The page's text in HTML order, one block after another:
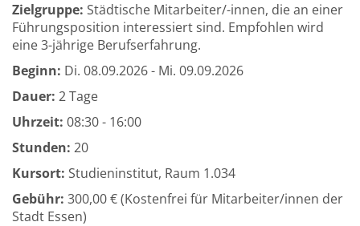
Zielgruppe: Städtische Mitarbeiter/-innen, die an einer
Führungsposition interessiert sind. Empfohlen wird
eine 3-jährige Berufserfahrung.
Beginn: Di. 08.09.2026 - Mi. 09.09.2026
Dauer: 2 Tage
Uhrzeit: 08:30 - 16:00
Stunden: 20
Kursort: Studieninstitut, Raum 1.034
Gebühr: 300,00 € (Kostenfrei für Mitarbeiter/innen der
Stadt Essen)